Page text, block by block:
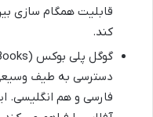
قابلیت همگام سازی
کند.
دسترسی به طیف
فارسی و هم انگلیسی.